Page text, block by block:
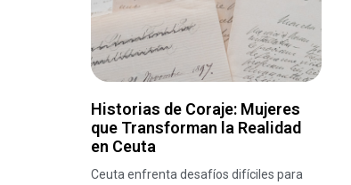
Historias de Coraje: Mujeres
que Transforman la Realidad
en Ceuta
Ceuta enfrenta desafíos difíciles para